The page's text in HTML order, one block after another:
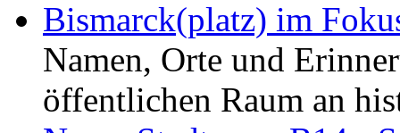
Bismarck(platz) im
Namen, Orte und
öffentlichen Raum an